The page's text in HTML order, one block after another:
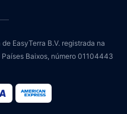
EasyTerra B.V. registrada na
Baixos, número 01104443